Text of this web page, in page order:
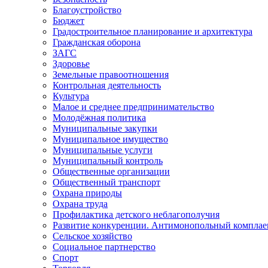
Благоустройство
Бюджет
Градостроительное планирование и архитектура
Гражданская оборона
ЗАГС
Здоровье
Земельные правоотношения
Контрольная деятельность
Культура
Малое и среднее предпринимательство
Молодёжная политика
Муниципальные закупки
Муниципальное имущество
Муниципальные услуги
Муниципальный контроль
Общественные организации
Общественный транспорт
Охрана природы
Охрана труда
Профилактика детского неблагополучия
Развитие конкуренции. Антимонопольный
Сельское хозяйство
Социальное партнерство
Спорт